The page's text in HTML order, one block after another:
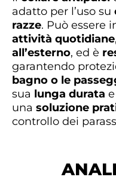
adatto per l’uso su
razze. Può essere
attività quotidiane
all’esterno, ed è
garantendo
bagno o le
sua lunga durata e
una soluzione
controllo dei